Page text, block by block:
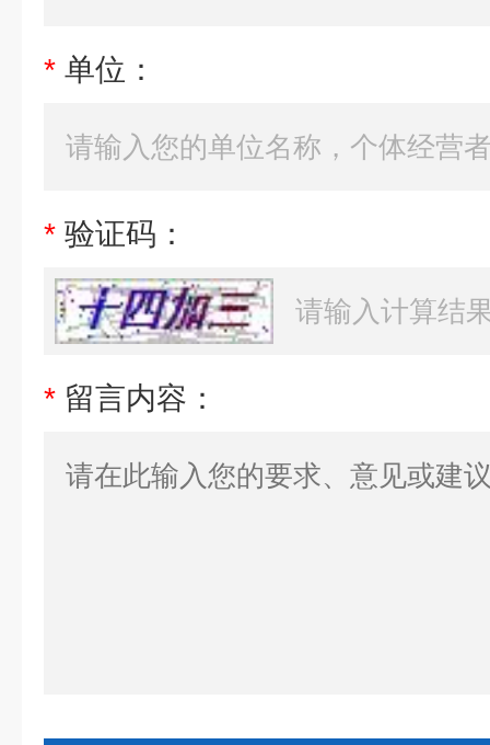
* 单位：
* 验证码：
* 留言内容：